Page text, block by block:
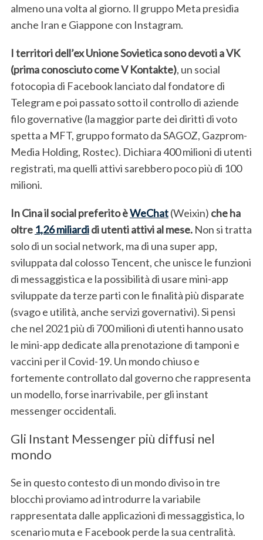
almeno una volta al giorno. Il gruppo Meta presidia
anche Iran e Giappone con Instagram.
I territori dell’ex Unione Sovietica sono devoti a VK
(prima conosciuto come V Kontakte), un social
fotocopia di Facebook lanciato dal fondatore di
Telegram e poi passato sotto il controllo di aziende
filo governative (la maggior parte dei diritti di voto
spetta a MFT, gruppo formato da SAGOZ, Gazprom-
Media Holding, Rostec). Dichiara 400 milioni di utenti
registrati, ma quelli attivi sarebbero poco più di 100
milioni.
In Cina il social preferito èWeChat(Weixin) che ha
oltre 1,26 miliardidi utenti attivi al mese.Non si tratta
solo di un social network, ma di una super app,
sviluppata dal colosso Tencent, che unisce le funzioni
di messaggistica e la possibilità di usare mini-app
sviluppate da terze parti con le finalità più disparate
(svago e utilità, anche servizi governativi). Si pensi
che nel 2021 più di 700 milioni di utenti hanno usato
le mini-app dedicate alla prenotazione di tamponi e
vaccini per il Covid-19. Un mondo chiuso e
fortemente controllato dal governo che rappresenta
un modello, forse inarrivabile, per gli instant
messenger occidentali.
Gli Instant Messenger più diffusi nel
mondo
Se in questo contesto di un mondo diviso in tre
blocchi proviamo ad introdurre la variabile
rappresentata dalle applicazioni di messaggistica, lo
scenario muta e Facebook perde la sua centralità.